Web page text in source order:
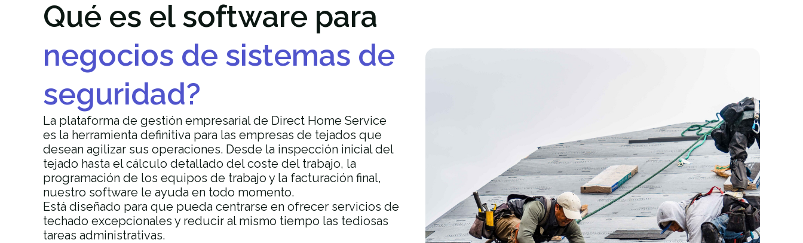
Qué es el software para
negocios de sistemas de
seguridad?
La plataforma de gestión empresarial de Direct Home Service
es la herramienta definitiva para las empresas de tejados que
desean agilizar sus operaciones. Desde la inspección inicial del
tejado hasta el cálculo detallado del coste del trabajo, la
programación de los equipos de trabajo y la facturación final,
nuestro software le ayuda en todo momento.
Está diseñado para que pueda centrarse en ofrecer servicios de
techado excepcionales y reducir al mismo tiempo las tediosas
tareas administrativas.